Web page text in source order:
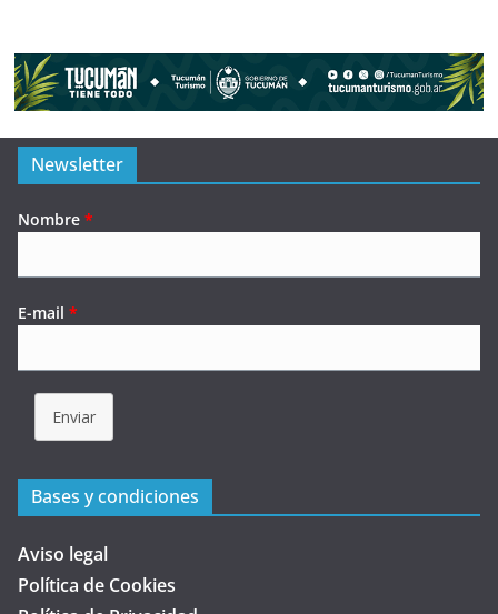
Newsletter
Nombre *
E-mail *
Enviar
Bases y condiciones
Aviso legal
Política de Cookies